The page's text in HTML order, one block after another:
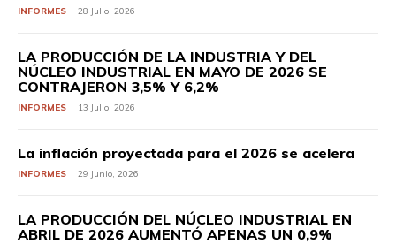
INFORMES 28 Julio, 2026
LA PRODUCCIÓN DE LA INDUSTRIA Y DEL
NÚCLEO INDUSTRIAL EN MAYO DE 2026 SE
CONTRAJERON 3,5% Y 6,2%
INFORMES 13 Julio, 2026
La inflación proyectada para el 2026 se acelera
INFORMES 29 Junio, 2026
LA PRODUCCIÓN DEL NÚCLEO INDUSTRIAL EN
ABRIL DE 2026 AUMENTÓ APENAS UN 0,9%